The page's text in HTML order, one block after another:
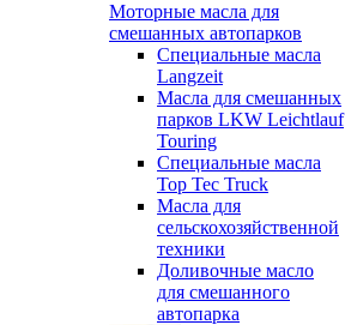
Моторные масла для
смешанных автопарков
Специальные масла
Langzeit
Масла для смешанных
парков LKW Leichtlauf
Touring
Специальные масла
Top Tec Truck
Масла для
сельскохозяйственной
техники
Доливочные масло
для смешанного
автопарка